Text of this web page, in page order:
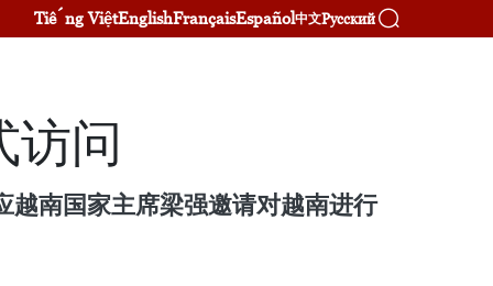
Tiếng ViệtEnglishFrançaisEspañol中文Русский
访问
越南国家主席梁强邀请对越南进行